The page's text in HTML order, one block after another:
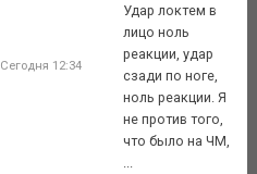
Сегодня 12:34
Удар локтем в
лицо ноль
реакции, удар
сзади по ноге,
ноль реакции. Я
не против того,
что было на ЧМ,